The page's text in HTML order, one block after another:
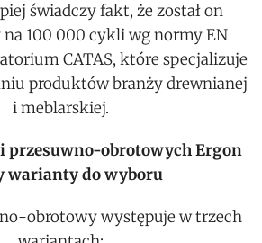
świadczy fakt, że został on
100 000 cykli wg normy EN
CATAS, które specjalizuje
produktów branży drewnianej
i meblarskiej.
przesuwno-obrotowych Ergon
warianty do wyboru
obrotowy występuje w trzech